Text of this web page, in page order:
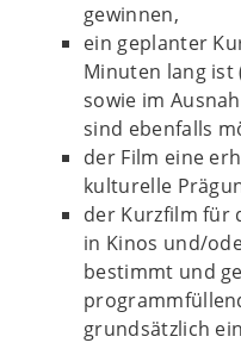
gewinnen,
ein geplanter
Minuten lang
sowie im
sind ebenfalls
der Film eine
kulturelle
der Kurzfilm für
in Kinos und/
bestimmt und
grundsätzlich